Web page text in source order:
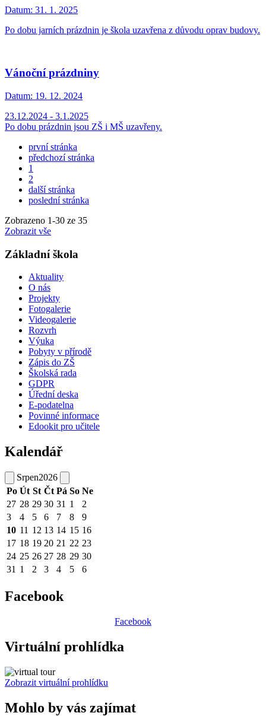
Datum: 31. 1. 2025
Po dobu jarních prázdnin je škola uzavřena z důvodu oprav budovy.
Vánoční prázdniny
Datum: 19. 12. 2024
23.12.2024 - 3.1.2025
Po dobu prázdnin jsou ZŠ i MŠ uzavřeny.
první stránka
předchozí stránka
1
2
další stránka
poslední stránka
Zobrazeno 1-30 ze 35
Zobrazit vše
Základní škola
Aktuality
O nás
Projekty
Fotogalerie
Videogalerie
Rozvrh
Výuka
Pobyty v přírodě
Zápis do ZŠ
Školská rada
GDPR
Úřední deska
E-podatelna
Povinné informace
Edookit pro učitele
Kalendář
Srpen2026
Po Út St Čt Pá So Ne
27 28 29 30 31 1
2
3
4 5 6 7 8
9
10 11 12 13 14 15 16
17 18 19 20 21 22 23
24 25 26 27 28 29 30
31 1 2 3 4 5 6
Facebook
Facebook
Virtuální prohlídka
Zobrazit virtuální prohlídku
Mohlo by vás zajímat